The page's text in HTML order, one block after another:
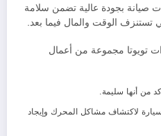
صيانة بجودة عالية تضمن سلامة
تستنزف الوقت والمال فيما بعد.
تويوتا مجموعة من أعمال
من أنها سليمة.
لاكتشاف مشاكل المحرك وإيجاد